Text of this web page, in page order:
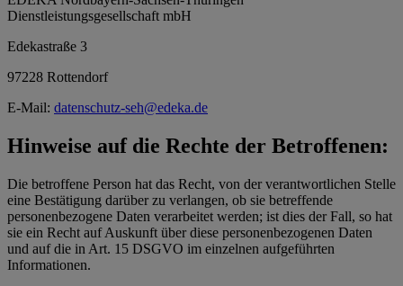
Dienstleistungsgesellschaft mbH
Edekastraße 3
97228 Rottendorf
E-Mail: datenschutz-seh@edeka.de
Hinweise auf die Rechte der Betroffenen:
Die betroffene Person hat das Recht, von der verantwortlichen Stelle
eine Bestätigung darüber zu verlangen, ob sie betreffende
personenbezogene Daten verarbeitet werden; ist dies der Fall, so hat
sie ein Recht auf Auskunft über diese personenbezogenen Daten
und auf die in Art. 15 DSGVO im einzelnen aufgeführten
Informationen.